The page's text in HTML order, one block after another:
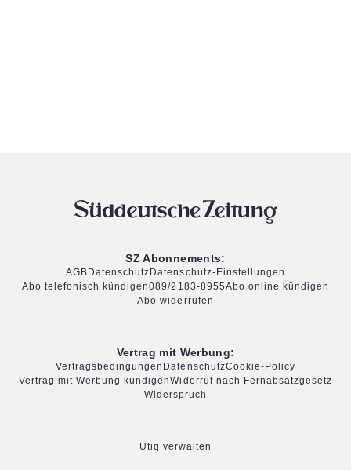
SZ Abonnements:
AGB Datenschutz Datenschutz-Einstellungen
Abo telefonisch kündigen089/2183-8955Abo online kündigen
Abo widerrufen
Vertrag mit Werbung:
Vertragsbedingungen DatenschutzCookie-Policy
Vertrag mit Werbung kündigenWiderruf nach Fernabsatzgesetz
Widerspruch
Utiq verwalten